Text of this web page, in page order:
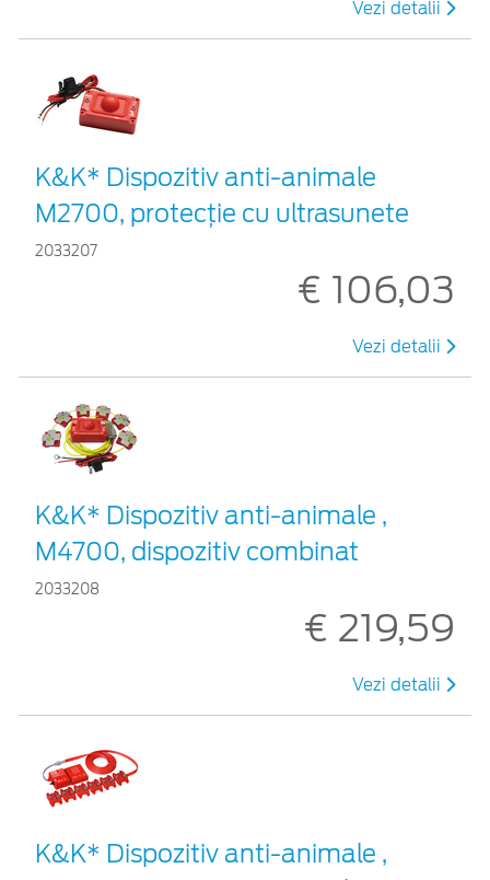
Vezi detalii
K&K* Dispozitiv anti-animale
M2700, protecție cu ultrasunete
2033207
€ 106,03
Vezi detalii
K&K* Dispozitiv anti-animale ,
M4700, dispozitiv combinat
2033208
€ 219,59
Vezi detalii
K&K* Dispozitiv anti-animale ,